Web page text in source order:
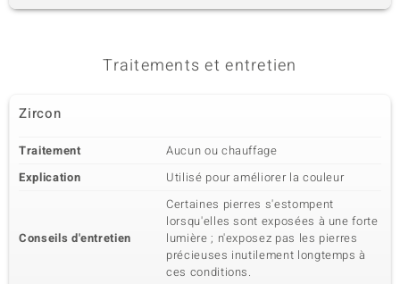
Traitements et entretien
Zircon
Traitement
Aucun ou chauffage
Explication
Utilisé pour améliorer la couleur
Conseils d'entretien
Certaines pierres s'estompent
lorsqu'elles sont exposées à une forte
lumière ; n'exposez pas les pierres
précieuses inutilement longtemps à
ces conditions.